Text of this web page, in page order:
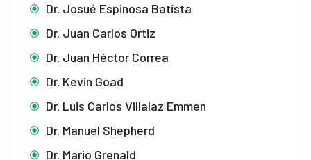
Dr. Josué Espinosa Batista
Dr. Juan Carlos Ortiz
Dr. Juan Héctor Correa
Dr. Kevin Goad
Dr. Luis Carlos Villalaz Emmen
Dr. Manuel Shepherd
Dr. Mario Grenald